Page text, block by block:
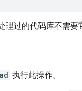
过的代码库不需要
执行此操作。